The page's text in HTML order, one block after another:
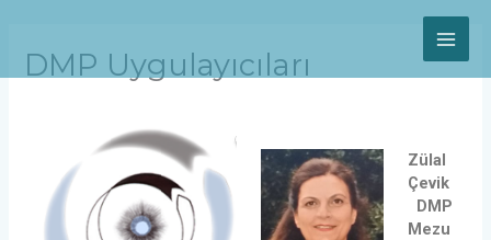
contentDMP Uygulayıcıları
Zülal
Çevik
DMP
Mezu